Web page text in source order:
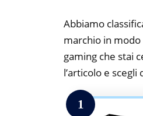
Abbiamo
marchio in
gaming che stai
l’articolo e
1